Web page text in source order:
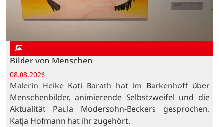
Bilder von Menschen
08.08.2026
Malerin Heike Kati Barath hat im Barkenhoff über
Menschenbilder, animierende Selbstzweifel und die
Aktualität Paula Modersohn-Beckers gesprochen.
Katja Hofmann hat ihr zugehört.